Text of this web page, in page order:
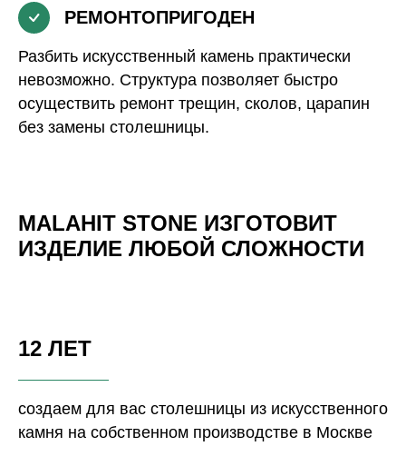
РЕМОНТОПРИГОДЕН
Разбить искусственный камень практически
невозможно. Структура позволяет быстро
осуществить ремонт трещин, сколов, царапин
без замены столешницы.
MALAHIT STONE ИЗГОТОВИТ
ИЗДЕЛИЕ ЛЮБОЙ СЛОЖНОСТИ
12 ЛЕТ
создаем для вас столешницы из искусственного
камня на собственном производстве в Москве